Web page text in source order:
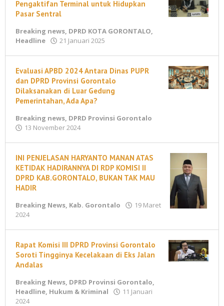
Pengaktifan Terminal untuk Hidupkan
Pasar Sentral
Breaking news, DPRD KOTA GORONTALO,
Headline
21 Januari 2025
Ahmad
Evaluasi APBD 2024 Antara Dinas PUPR
dan DPRD Provinsi Gorontalo
Dilaksanakan di Luar Gedung
Pemerintahan, Ada Apa?
Breaking news, DPRD Provinsi Gorontalo
13 November 2024
INI PENJELASAN HARYANTO MANAN ATAS
KETIDAK HADIRANNYA DI RDP KOMISI II
DPRD KAB.GORONTALO, BUKAN TAK MAU
HADIR
Breaking News, Kab. Gorontalo
19 Maret
2024
Ahmad
Rapat Komisi III DPRD Provinsi Gorontalo
Soroti Tingginya Kecelakaan di Eks Jalan
Andalas
Breaking News, DPRD Provinsi Gorontalo,
Headline, Hukum & Kriminal
11 Januari
2024